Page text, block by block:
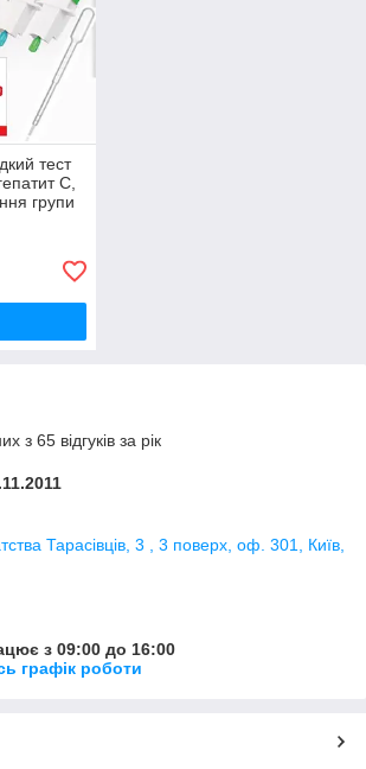
тест
С,
групи
(цільна
з 65 відгуків за рік
Тарасівців, 3 , 3 поверх, оф. 301, Київ,
з 09:00 до 16:00
графік роботи